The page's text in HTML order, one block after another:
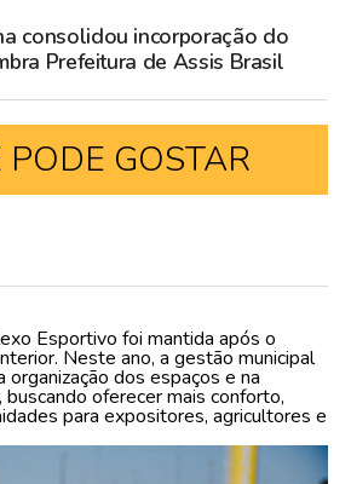
consolidou incorporação do
Prefeitura de Assis Brasil
PODE GOSTAR
Esportivo foi mantida após o
Neste ano, a gestão municipal
organização dos espaços e na
oferecer mais conforto,
para expositores, agricultores e